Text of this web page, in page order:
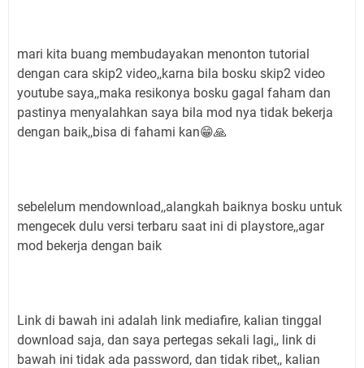
mari kita buang membudayakan menonton tutorial
dengan cara skip2 video,,karna bila bosku skip2 video
youtube saya,,maka resikonya bosku gagal faham dan
pastinya menyalahkan saya bila mod nya tidak bekerja
dengan baik,,bisa di fahami kan😁🙏
sebelelum mendownload,,alangkah baiknya bosku untuk
mengecek dulu versi terbaru saat ini di playstore,,agar
mod bekerja dengan baik
Link di bawah ini adalah link mediafire, kalian tinggal
download saja, dan saya pertegas sekali lagi,, link di
bawah ini tidak ada password, dan tidak ribet,, kalian